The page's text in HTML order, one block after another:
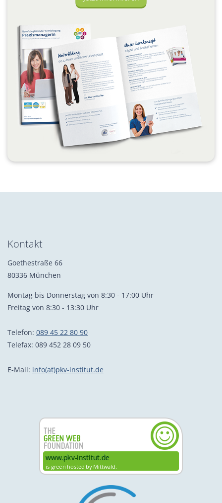
Kontakt
Goethestraße 66
80336 München
Montag bis Donnerstag von 8:30 - 17:00 Uhr
Freitag von 8:30 - 13:30 Uhr
Telefon: 089 45 22 80 90
Telefax: 089 452 28 09 50
E-Mail: info(at)pkv-institut.de